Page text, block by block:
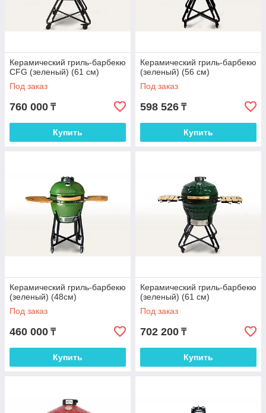
Керамический гриль-барбекю
CFG (зеленый) (61 см)
Под заказ
760 000 ₸
Купить
Керамический гриль-барбекю
(зеленый) (56 см)
Под заказ
598 526 ₸
Купить
Керамический гриль-барбекю
(зеленый) (48см)
Под заказ
460 000 ₸
Купить
Керамический гриль-барбекю
(зеленый) (61 см)
Под заказ
702 200 ₸
Купить